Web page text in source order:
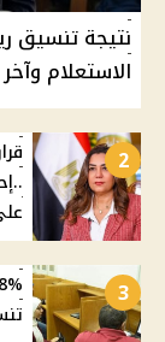
نتيجة تنسيق
الاستعلام
2
3
تنسيق